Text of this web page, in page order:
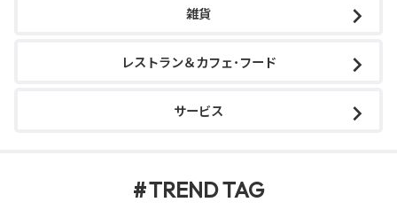
雑貨
レストラン＆カフェ･フード
サービス
TREND TAG